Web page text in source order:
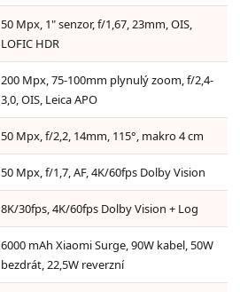
50 Mpx, 1" senzor, f/1,67, 23mm, OIS,
LOFIC HDR
200 Mpx, 75-100mm plynulý zoom, f/2,4-
3,0, OIS, Leica APO
50 Mpx, f/2,2, 14mm, 115°, makro 4 cm
50 Mpx, f/1,7, AF, 4K/60fps Dolby Vision
8K/30fps, 4K/60fps Dolby Vision + Log
6000 mAh Xiaomi Surge, 90W kabel, 50W
bezdrát, 22,5W reverzní